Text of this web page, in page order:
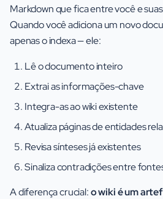
Markdown que fica entre você e
Quando você adiciona um novo
apenas o indexa — ele:
Lê o documento inteiro
Extrai as informações-chave
Integra-as ao wiki existente
Atualiza páginas de entidades
Revisa sínteses já existentes
Sinaliza contradições entre
A diferença crucial:o wiki é um